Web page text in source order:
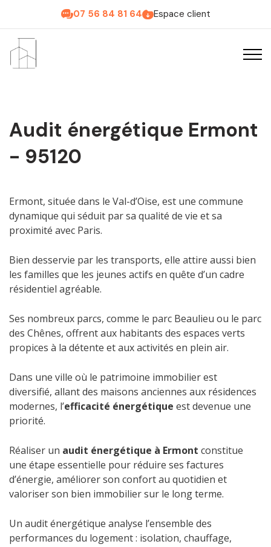
07 56 84 81 64 Espace client
Audit énergétique Ermont
- 95120
Ermont, située dans le Val-d’Oise, est une commune
dynamique qui séduit par sa qualité de vie et sa
proximité avec Paris.
Bien desservie par les transports, elle attire aussi bien
les familles que les jeunes actifs en quête d’un cadre
résidentiel agréable.
Ses nombreux parcs, comme le parc Beaulieu ou le parc
des Chênes, offrent aux habitants des espaces verts
propices à la détente et aux activités en plein air.
Dans une ville où le patrimoine immobilier est
diversifié, allant des maisons anciennes aux résidences
modernes, l’efficacité énergétique est devenue une
priorité.
Réaliser un audit énergétique à Ermont constitue
une étape essentielle pour réduire ses factures
d’énergie, améliorer son confort au quotidien et
valoriser son bien immobilier sur le long terme.
Un audit énergétique analyse l’ensemble des
performances du logement : isolation, chauffage,